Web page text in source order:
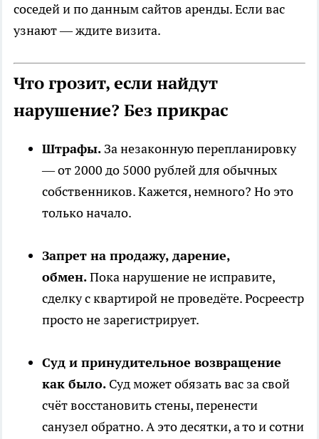
соседей и по данным сайтов аренды. Если вас
узнают — ждите визита.
Что грозит, если найдут
нарушение? Без прикрас
Штрафы. За незаконную перепланировку
— от 2000 до 5000 рублей для обычных
собственников. Кажется, немного? Но это
только начало.
Запрет на продажу, дарение,
обмен.Пока нарушение не исправите,
сделку с квартирой не проведёте. Росреестр
просто не зарегистрирует.
Суд и принудительное возвращение
как было. Суд может обязать вас за свой
счёт восстановить стены, перенести
санузел обратно. А это десятки, а то и сотни